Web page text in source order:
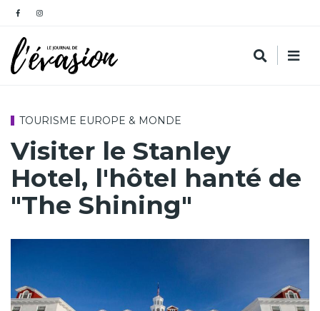
TOURISME EUROPE & MONDE
Visiter le Stanley
Hotel, l'hôtel hanté de
"The Shining"